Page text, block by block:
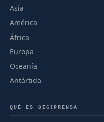
Asia
América
África
Europa
Oceanía
Antártida
QUÉ ES DIGIPRENSA